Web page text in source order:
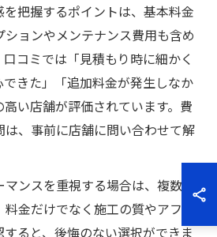
把握するポイントは、基本料金
ョンやメンテナンス費用も含め
コミでは「見積もり時に細かく
きた」「追加料金が発生しなか
い店舗が評価されています。費
、事前に店舗に問い合わせて解
ンスを重視する場合は、複数店
金だけでなく施工の質やアフタ
ると、後悔のない選択ができま